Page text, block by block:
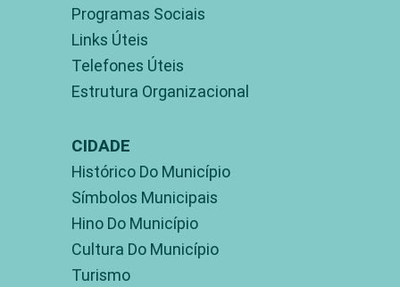
Programas Sociais
Links Úteis
Telefones Úteis
Estrutura Organizacional
CIDADE
Histórico Do Município
Símbolos Municipais
Hino Do Município
Cultura Do Município
Turismo